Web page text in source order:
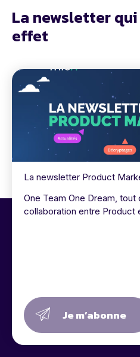
La newsletter
effet
La newsletter Product
One Team One Dream, tout
collaboration entre Product
Je m’abonne